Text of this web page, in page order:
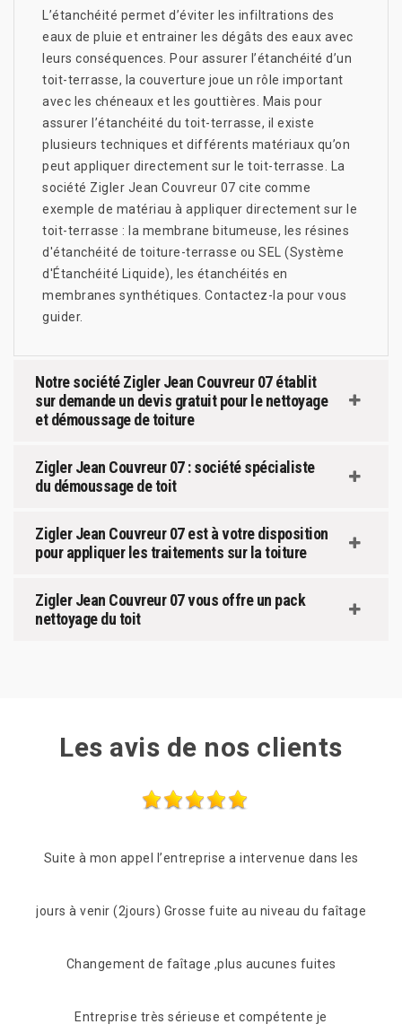
L’étanchéité permet d’éviter les infiltrations des
eaux de pluie et entrainer les dégâts des eaux avec
leurs conséquences. Pour assurer l’étanchéité d’un
toit-terrasse, la couverture joue un rôle important
avec les chéneaux et les gouttières. Mais pour
assurer l’étanchéité du toit-terrasse, il existe
plusieurs techniques et différents matériaux qu’on
peut appliquer directement sur le toit-terrasse. La
société Zigler Jean Couvreur 07 cite comme
exemple de matériau à appliquer directement sur le
toit-terrasse : la membrane bitumeuse, les résines
d'étanchéité de toiture-terrasse ou SEL (Système
d'Étanchéité Liquide), les étanchéités en
membranes synthétiques. Contactez-la pour vous
guider.
Notre société Zigler Jean Couvreur 07 établit
sur demande un devis gratuit pour le nettoyage
et démoussage de toiture
Zigler Jean Couvreur 07 : société spécialiste
du démoussage de toit
Zigler Jean Couvreur 07 est à votre disposition
pour appliquer les traitements sur la toiture
Zigler Jean Couvreur 07 vous offre un pack
nettoyage du toit
Les avis de nos clients
Les frères Zigler on était très réactif, passage le
lendemain de mon appel pour une vérification du toit.
C'est suvie pour beaucoup de conseil et de proposition
pour s'adapter à notre portefeuille tout en fiabilisant